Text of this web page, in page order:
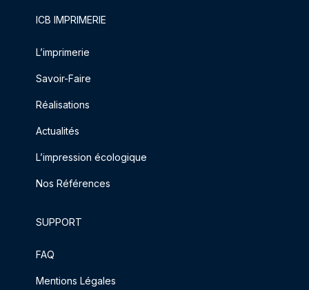
ICB IMPRIMERIE
L’imprimerie
Savoir-Faire
Réalisations
Actualités
L’impression écologique
Nos Références
SUPPORT
FAQ
Mentions Légales